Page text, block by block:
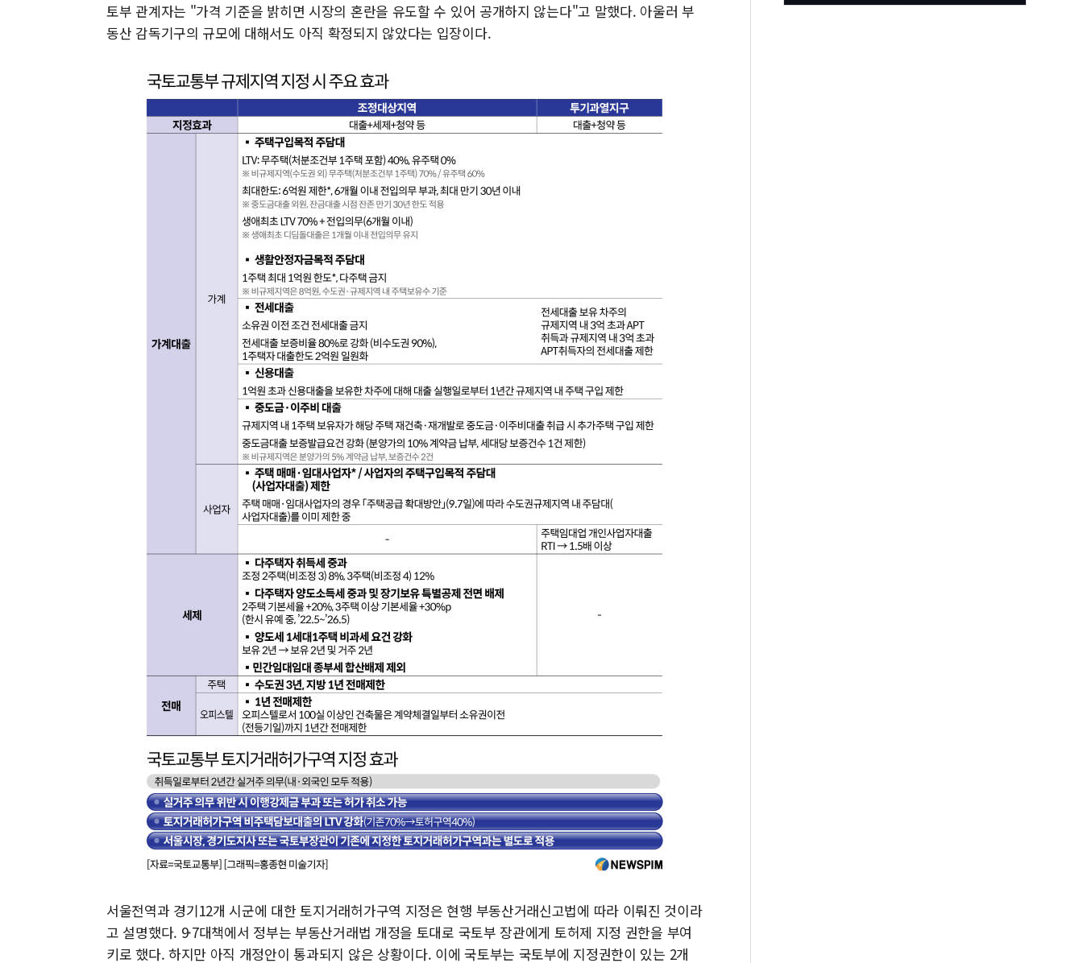
토부 관계자는 "가격 기준을 밝히면 시장의 혼란을 유도할 수 있어 공개하지 않는다"고 말했다. 아울러 부
동산 감독기구의 규모에 대해서도 아직 확정되지 않았다는 입장이다.
서울전역과 경기12개 시군에 대한 토지거래허가구역 지정은 현행 부동산거래신고법에 따라 이뤄진 것이라
고 설명했다. 9·7대책에서 정부는 부동산거래법 개정을 토대로 국토부 장관에게 토허제 지정 권한을 부여
키로 했다. 하지만 아직 개정안이 통과되지 않은 상황이다. 이에 국토부는 국토부에 지정권한이 있는 2개